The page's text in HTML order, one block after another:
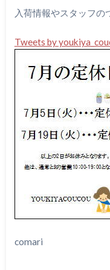
入荷情報やスタッフの
Tweets by
comari